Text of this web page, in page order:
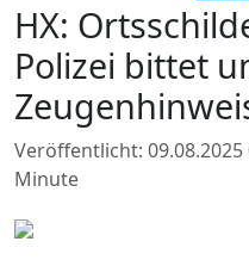
HX:
Polizei bittet
Veröffentlicht: 09.08.2025
Minute